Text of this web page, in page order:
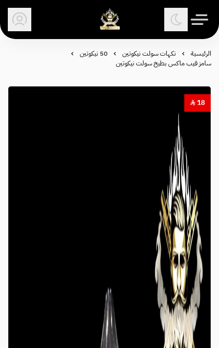
وكلاء الفيب - معتمد في
الرئيسية نكهات سولت نيكوتين
50 نيكوتين
سامز فيب ماكس بطيخ سولت نيكوتين
18